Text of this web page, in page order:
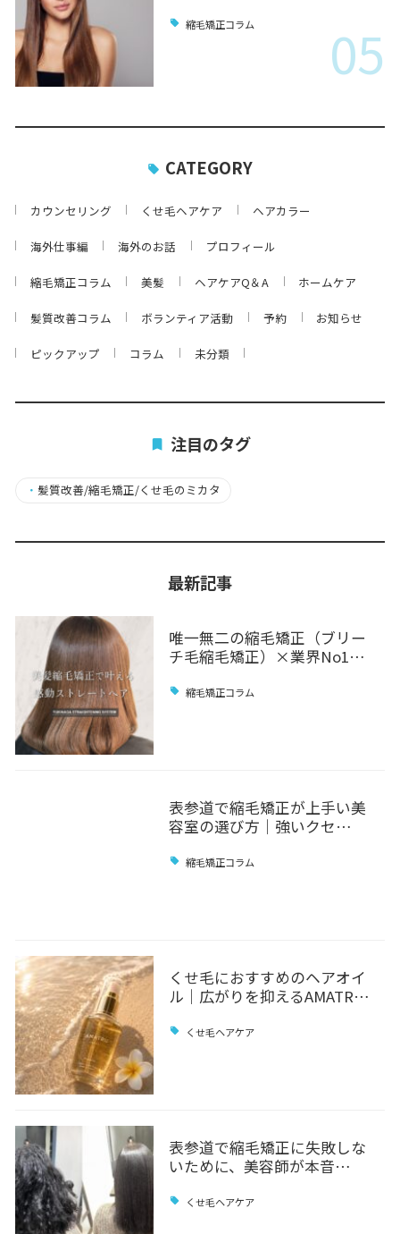
縮毛矯正コラム 05
CATEGORY
カウンセリング くせ毛ヘアケア ヘアカラー
海外仕事編 海外のお話 プロフィール
縮毛矯正コラム 美髪 ヘアケアQ＆A ホームケア
髪質改善コラム ボランティア活動 予約 お知らせ
ピックアップ コラム 未分類
注目のタグ
・ 髪質改善/縮毛矯正/くせ毛のミカタ
最新記事
唯一無二の縮毛矯正（ブリー
チ毛縮毛矯正）×業界No1…
縮毛矯正コラム
表参道で縮毛矯正が上手い美
容室の選び方｜強いクセ…
縮毛矯正コラム
くせ毛におすすめのヘアオイ
ル｜広がりを抑えるAMATR…
くせ毛ヘアケア
表参道で縮毛矯正に失敗しな
いために、美容師が本音…
くせ毛ヘアケア